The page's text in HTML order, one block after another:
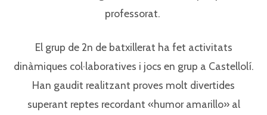
professorat. ⁣
El grup de 2n de batxillerat ha fet activitats
dinàmiques col·laboratives i jocs en grup a Castellolí.
Han gaudit realitzant proves molt divertides
superant reptes recordant «humor amarillo» al